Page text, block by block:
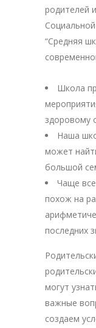
родителей
“Средняя
Школа
здоровому
Наша
может
большой
Чаще
похож на
последних
могут
важные
создаем